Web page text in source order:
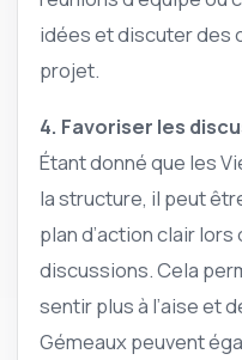
idées et discuter des
projet.
4. Favoriser les
Étant donné que les
la structure, il peut
plan d’action clair
discussions. Cela
sentir plus à l’aise et
Gémeaux peuvent